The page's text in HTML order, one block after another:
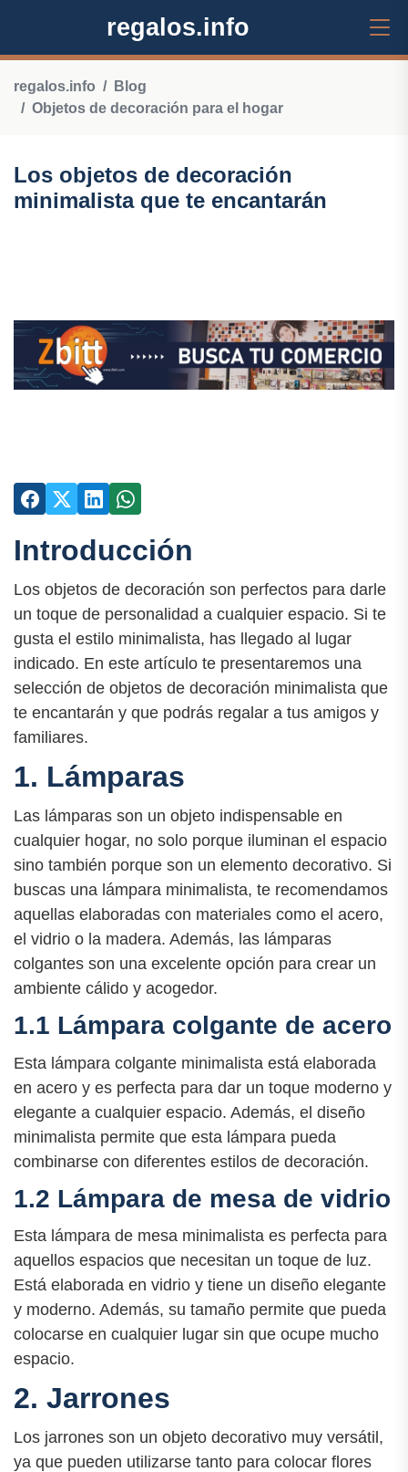
regalos.info
regalos.info
Blog
Objetos de decoración para el hogar
Los objetos de decoración
minimalista que te encantarán
Introducción
Los objetos de decoración son perfectos para darle
un toque de personalidad a cualquier espacio. Si te
gusta el estilo minimalista, has llegado al lugar
indicado. En este artículo te presentaremos una
selección de objetos de decoración minimalista que
te encantarán y que podrás regalar a tus amigos y
familiares.
1. Lámparas
Las lámparas son un objeto indispensable en
cualquier hogar, no solo porque iluminan el espacio
sino también porque son un elemento decorativo. Si
buscas una lámpara minimalista, te recomendamos
aquellas elaboradas con materiales como el acero,
el vidrio o la madera. Además, las lámparas
colgantes son una excelente opción para crear un
ambiente cálido y acogedor.
1.1 Lámpara colgante de acero
Esta lámpara colgante minimalista está elaborada
en acero y es perfecta para dar un toque moderno y
elegante a cualquier espacio. Además, el diseño
minimalista permite que esta lámpara pueda
combinarse con diferentes estilos de decoración.
1.2 Lámpara de mesa de vidrio
Esta lámpara de mesa minimalista es perfecta para
aquellos espacios que necesitan un toque de luz.
Está elaborada en vidrio y tiene un diseño elegante
y moderno. Además, su tamaño permite que pueda
colocarse en cualquier lugar sin que ocupe mucho
espacio.
2. Jarrones
Los jarrones son un objeto decorativo muy versátil,
ya que pueden utilizarse tanto para colocar flores